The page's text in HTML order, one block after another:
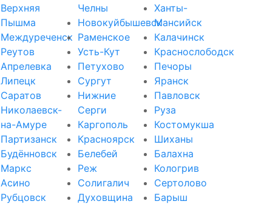
Верхняя
Пышма
Междуреченск
Реутов
Апрелевка
Липецк
Саратов
Николаевск-
на-Амуре
Партизанск
Будённовск
Маркс
Асино
Рубцовск
Челны
Новокуйбышевск
Раменское
Усть-Кут
Петухово
Сургут
Нижние
Серги
Каргополь
Красноярск
Белебей
Реж
Солигалич
Духовщина
Ханты-
Мансийск
Калачинск
Краснослободск
Печоры
Яранск
Павловск
Руза
Костомукша
Шиханы
Балахна
Кологрив
Сертолово
Барыш